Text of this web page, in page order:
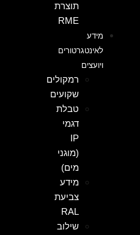
תוצרת
RME
מידע
לאינטגרטורים
ויועצים
רמקולים
שקועים
טבלת
דגמי
IP
(מוגני
מים)
מידע
צביעת
RAL
שילוב